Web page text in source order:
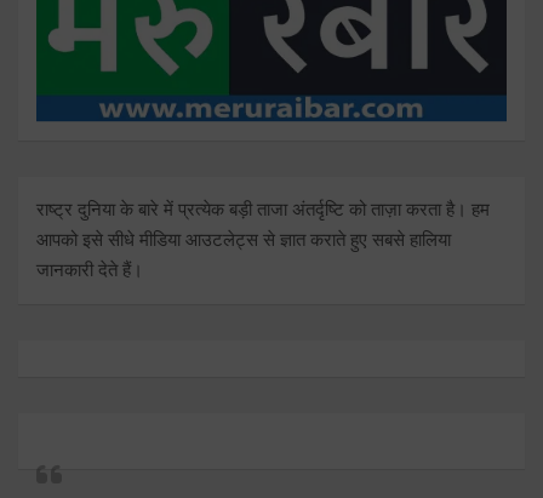
राष्ट्र दुनिया के बारे में प्रत्येक बड़ी ताजा अंतर्दृष्टि को ताज़ा करता है। हम
आपको इसे सीधे मीडिया आउटलेट्स से ज्ञात कराते हुए सबसे हालिया
जानकारी देते हैं।